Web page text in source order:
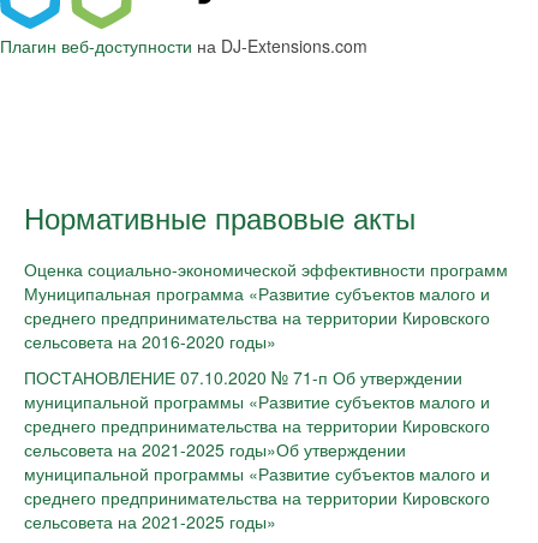
Плагин веб-доступности на DJ-Extensions.com
Нормативные правовые акты
Оценка социально-экономической эффективности программ
Муниципальная программа «Развитие субъектов малого и
среднего предпринимательства на территории Кировского
сельсовета на 2016-2020 годы»
ПОСТАНОВЛЕНИЕ 07.10.2020 № 71-п Об утверждении
муниципальной программы «Развитие субъектов малого и
среднего предпринимательства на территории Кировского
сельсовета на 2021-2025 годы»Об утверждении
муниципальной программы «Развитие субъектов малого и
среднего предпринимательства на территории Кировского
сельсовета на 2021-2025 годы»